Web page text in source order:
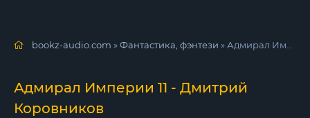
bookz-audio.com »Фантастика, фэнтези » Адмирал Империи 11 - Дмитрий Коровников
Адмирал Империи 11 - Дмитрий
Коровников